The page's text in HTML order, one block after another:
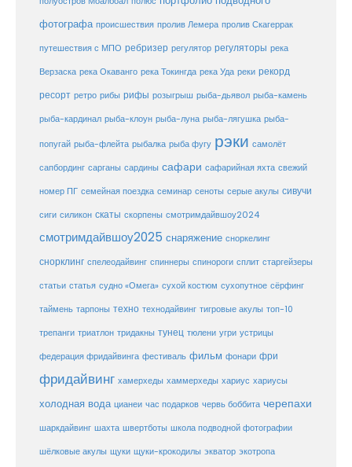
фотографа происшествия пролив Лемера пролив Скагеррак
путешествия с МПО ребризер регулятор регуляторы река
Верзаска река Окаванго река Токингда река Уда реки рекорд
ресорт ретро рибы рифы розыгрыш рыба-дьявол рыба-камень
рыба-кардинал рыба-клоун рыба-луна рыба-лягушка рыба-
попугай рыба-флейта рыбалка рыба фугу рэки самолёт
сапбординг сарганы сардины сафари сафарийная яхта свежий
номер ПГ семейная поездка семинар сеноты серые акулы сивучи
сиги силикон скаты скорпены смотримдайвшоу2024
смотримдайвшоу2025 снаряжение сноркелинг
снорклинг спелеодайвинг спиннеры спинороги сплит старгейзеры
статьи статья судно «Омега» сухой костюм сухопутное сёрфинг
таймень тарпоны техно технодайвинг тигровые акулы топ-10
трепанги триатлон тридакны тунец тюлени угри устрицы
федерация фридайвинга фестиваль фильм фонари фри
фридайвинг хамерхеды хаммерхеды хариус хариусы
холодная вода цианеи час подарков червь боббита черепахи
шаркдайвинг шахта швертботы школа подводной фотографии
шёлковые акулы щуки щуки-крокодилы экватор экотропа